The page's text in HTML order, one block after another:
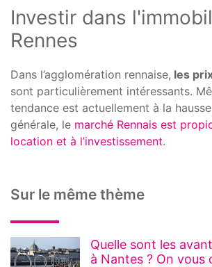
Investir dans
Rennes
Dans l’agglomération rennaise, les
sont particulièrement intéressants.
tendance est actuellement à la
générale, le marché Rennais est
location et à l’investissement.
Sur le même thème
Quelle sont les
à Nantes ? On vous